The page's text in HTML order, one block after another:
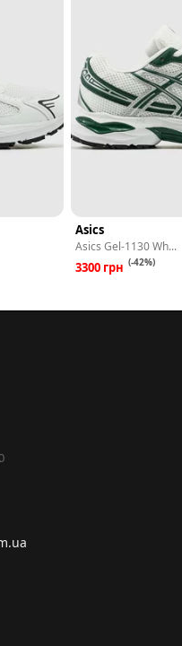
Asics
Asics Gel-1130 Wh...
3300 грн (-42%)